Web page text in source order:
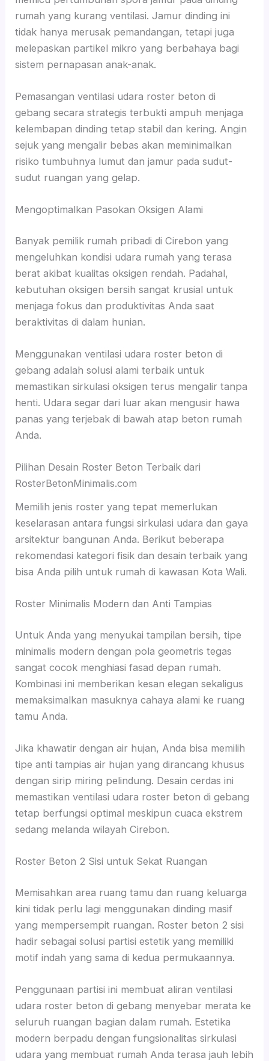
rumah yang kurang ventilasi. Jamur dinding ini
tidak hanya merusak pemandangan, tetapi juga
melepaskan partikel mikro yang berbahaya bagi
sistem pernapasan anak-anak.
Pemasangan ventilasi udara roster beton di
gebang secara strategis terbukti ampuh menjaga
kelembapan dinding tetap stabil dan kering. Angin
sejuk yang mengalir bebas akan meminimalkan
risiko tumbuhnya lumut dan jamur pada sudut-
sudut ruangan yang gelap.
Mengoptimalkan Pasokan Oksigen Alami
Banyak pemilik rumah pribadi di Cirebon yang
mengeluhkan kondisi udara rumah yang terasa
berat akibat kualitas oksigen rendah. Padahal,
kebutuhan oksigen bersih sangat krusial untuk
menjaga fokus dan produktivitas Anda saat
beraktivitas di dalam hunian.
Menggunakan ventilasi udara roster beton di
gebang adalah solusi alami terbaik untuk
memastikan sirkulasi oksigen terus mengalir tanpa
henti. Udara segar dari luar akan mengusir hawa
panas yang terjebak di bawah atap beton rumah
Anda.
Pilihan Desain Roster Beton Terbaik dari
RosterBetonMinimalis.com
Memilih jenis roster yang tepat memerlukan
keselarasan antara fungsi sirkulasi udara dan gaya
arsitektur bangunan Anda. Berikut beberapa
rekomendasi kategori fisik dan desain terbaik yang
bisa Anda pilih untuk rumah di kawasan Kota Wali.
Roster Minimalis Modern dan Anti Tampias
Untuk Anda yang menyukai tampilan bersih, tipe
minimalis modern dengan pola geometris tegas
sangat cocok menghiasi fasad depan rumah.
Kombinasi ini memberikan kesan elegan sekaligus
memaksimalkan masuknya cahaya alami ke ruang
tamu Anda.
Jika khawatir dengan air hujan, Anda bisa memilih
tipe anti tampias air hujan yang dirancang khusus
dengan sirip miring pelindung. Desain cerdas ini
memastikan ventilasi udara roster beton di gebang
tetap berfungsi optimal meskipun cuaca ekstrem
sedang melanda wilayah Cirebon.
Roster Beton 2 Sisi untuk Sekat Ruangan
Memisahkan area ruang tamu dan ruang keluarga
kini tidak perlu lagi menggunakan dinding masif
yang mempersempit ruangan. Roster beton 2 sisi
hadir sebagai solusi partisi estetik yang memiliki
motif indah yang sama di kedua permukaannya.
Penggunaan partisi ini membuat aliran ventilasi
udara roster beton di gebang menyebar merata ke
seluruh ruangan bagian dalam rumah. Estetika
modern berpadu dengan fungsionalitas sirkulasi
udara yang membuat rumah Anda terasa jauh lebih